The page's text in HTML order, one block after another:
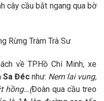
cây cầu bắt ngang qua bờ
Rừng Tràm Trà Sư
về TP.Hồ Chí Minh, xe
Sa Đéc như: Nem lai vung,
hồng…(Đoàn qua cầu treo